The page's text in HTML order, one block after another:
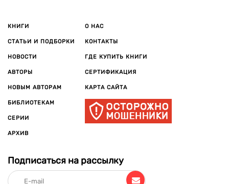
КНИГИ
СТАТЬИ И ПОДБОРКИ
НОВОСТИ
АВТОРЫ
НОВЫМ АВТОРАМ
БИБЛИОТЕКАМ
СЕРИИ
АРХИВ
О НАС
КОНТАКТЫ
ГДЕ КУПИТЬ КНИГИ
СЕРТИФИКАЦИЯ
КАРТА САЙТА
Подписаться на рассылку